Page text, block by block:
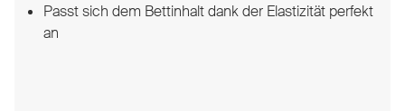
Passt sich dem Bettinhalt dank der Elastizität perfekt
an